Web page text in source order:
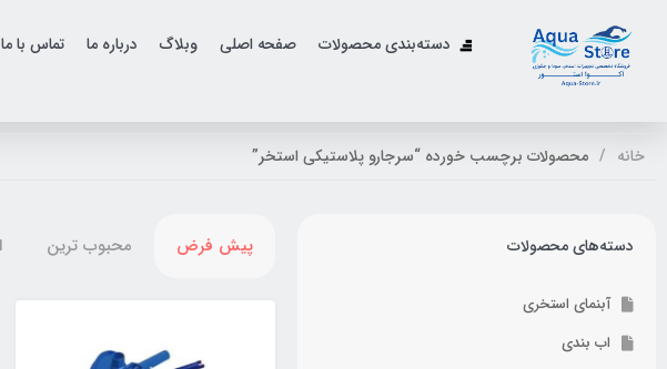
دسته‌بندی محصولات صفحه اصلی وبلاگ درباره ما تماس با ما
خانه محصولات برچسب خورده “سرجارو پلاستیکی استخر”
دسته‌های محصولات
آبنمای استخری
اب بندی
پیش فرض محبوب ترین